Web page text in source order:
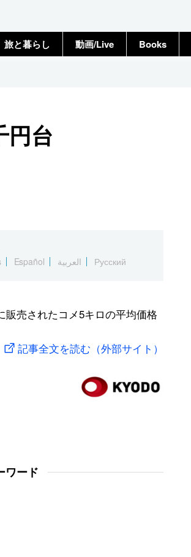
旅と暮らし 動画/Live Books
円台
Español العربية Русский
販売されたコメ5キロの平均価格
記事全文を読む（外部サイト）
ワード